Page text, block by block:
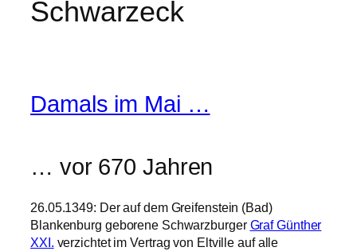
Schwarzeck
Damals im Mai …
… vor 670 Jahren
26.05.1349: Der auf dem Greifenstein (Bad)
Blankenburg geborene Schwarzburger Graf Günther
XXI. verzichtet im Vertrag von Eltville auf alle